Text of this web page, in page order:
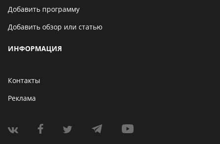
Добавить программу
Добавить обзор или статью
ИНФОРМАЦИЯ
Контакты
Реклама